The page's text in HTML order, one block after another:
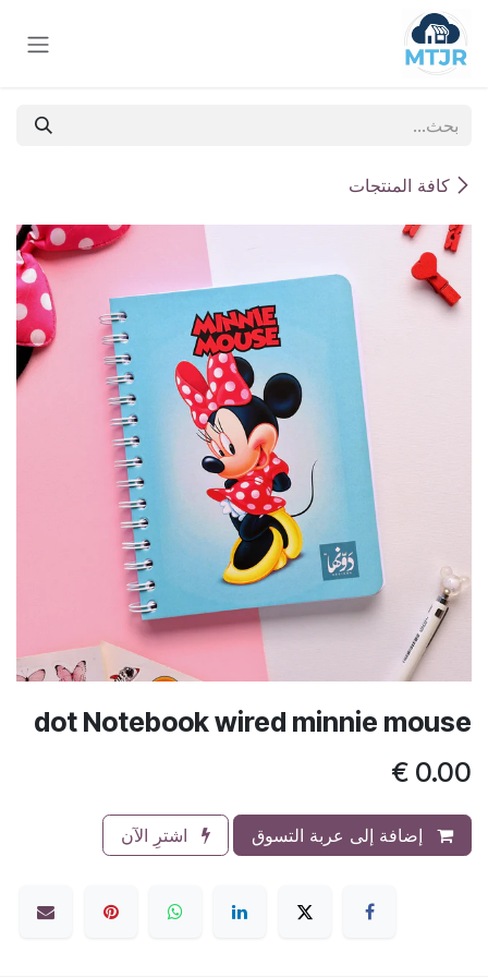
تخطي للذهاب إلى المحتوى
كافة المنتجات
dot Notebook wired minnie mouse
0.00
€
إضافة إلى عربة التسوق اشترِ الآن